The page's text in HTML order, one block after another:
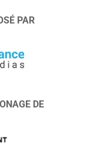
PAR
DE